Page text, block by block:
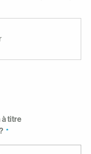
à titre